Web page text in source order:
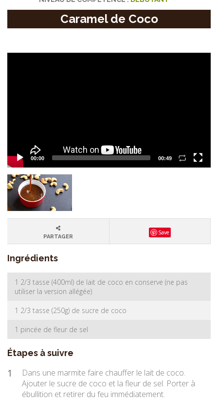
Caramel de Coco
00:00 00:49
PARTAGER
Save
Ingrédients
1 2/3 tasse (400ml) de lait de coco en conserve (ne pas
utiliser la version allégée)
1 2/3 tasse (250g) de sucre de coco
1 pincée de fleur de sel
Étapes à suivre
1
Dans une marmite faire chauffer le lait de coco.
Ajouter le sucre de coco et la fleur de sel. Porter à
ébullition et retirer du feu immédiatement.